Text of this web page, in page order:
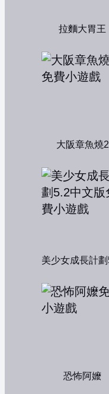
拉麵大胃王
大阪章魚燒2
恐怖阿嬤